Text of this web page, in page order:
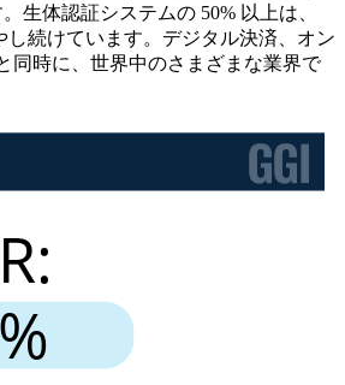
生体認証システムの 50% 以上は、
続けています。デジタル決済、オン
同時に、世界中のさまざまな業界で